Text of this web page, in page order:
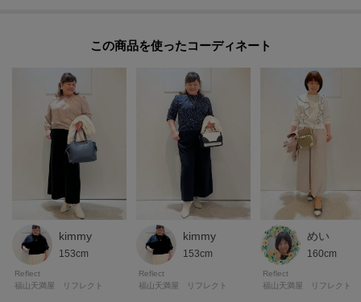
・ウエスト後ろゴム
※ピンクベージュ（053）はやや透け感があります。
※照明の関係により、実際よりも色味が違って見える場合があります。ま
た、パソコン・スマートフォンなどの環境により、若干製品と画像のカラー
が異なる場合もございます。
-・-・-・-・-・-・-・-・-・-・-・-・-・-・-・-・-・-・-・-・-・-
◎気になるアイテムは『お気に入り登録』がおすすめです◎
この商品を使った
kimmy
153cm
Reflect
福山天満屋 リフレクト
kimmy
153cm
Reflect
福山天満屋 リフレクト
めい
160cm
Reflect
福山天満屋 リフレクト